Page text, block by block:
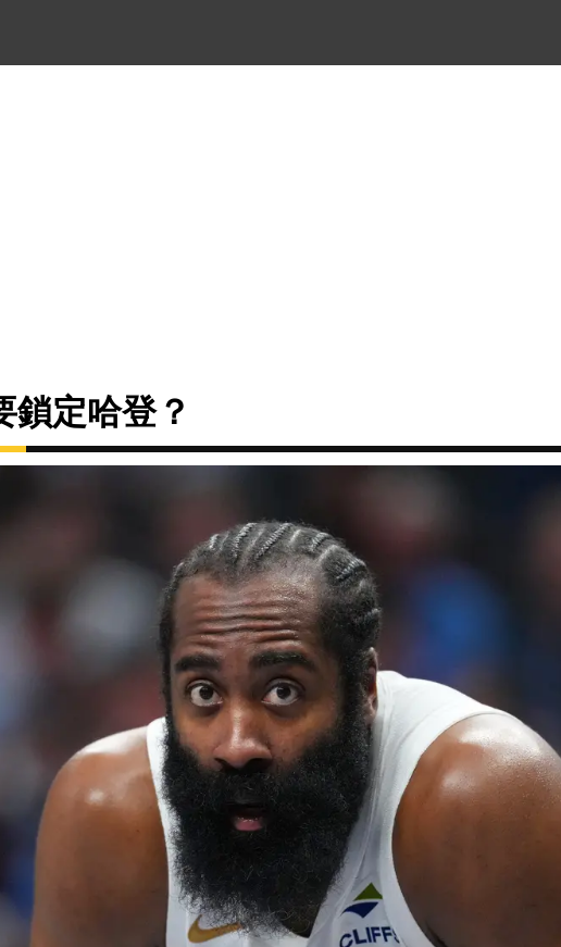
鎖定哈登？